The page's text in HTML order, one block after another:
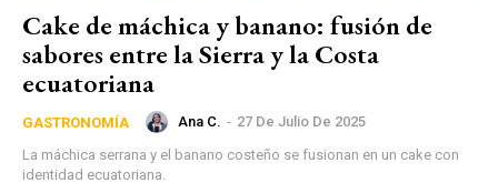
Cake de máchica y banano: fusión de
sabores entre la Sierra y la Costa
ecuatoriana
GASTRONOMÍA Ana C. - 27 De Julio De 2025
La máchica serrana y el banano costeño se fusionan en un cake con
identidad ecuatoriana.